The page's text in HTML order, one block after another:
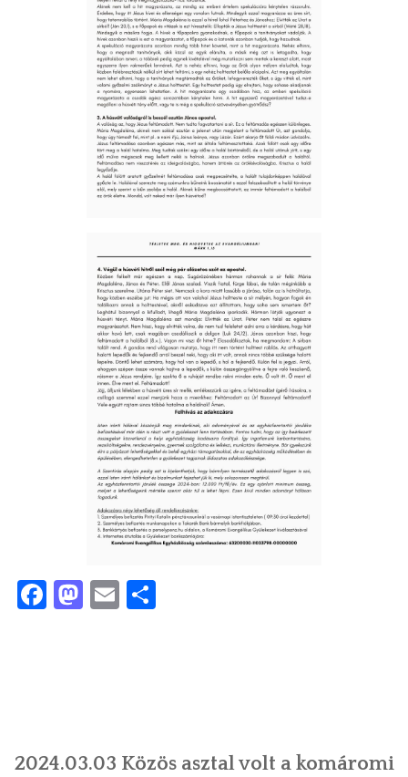
Facebook
Mastodon
Email
2024.03.03 Közös asztal volt a komáromi